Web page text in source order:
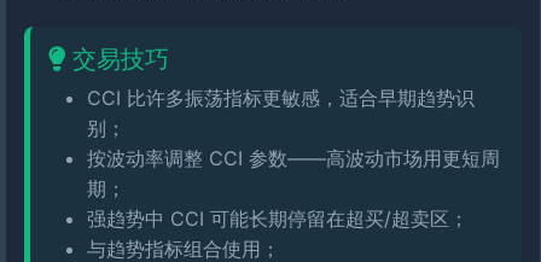
交易技巧
CCI 比许多振荡指标更敏感，适合早期趋势识
别；
按波动率调整 CCI 参数——高波动市场用更短周
期；
强趋势中 CCI 可能长期停留在超买/超卖区；
与趋势指标组合使用；